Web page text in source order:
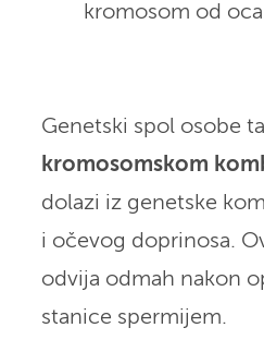
kromosom od
Genetski spol osobe
kromosomskom
dolazi iz genetske
i očevog doprinosa.
odvija odmah nakon
stanice spermijem.